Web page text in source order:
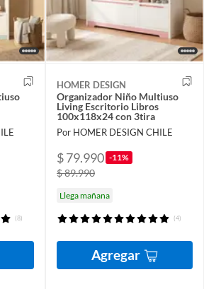
(8)
HOMER DESIGN
Organizador Niño Multiuso
Living Escritorio Libros
100x118x24 con 3tira
Por HOMER DESIGN CHILE
$ 79.990 -11%
$ 89.990
Llega mañana
(4)
Agregar